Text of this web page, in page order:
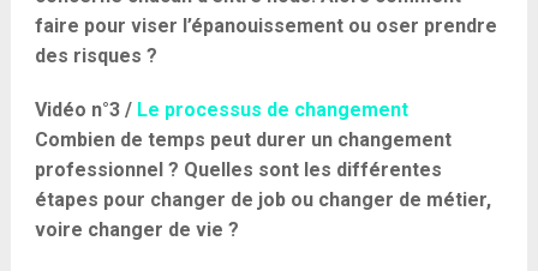
faire pour viser l’épanouissement ou oser prendre
des risques ?
Vidéo n°3 / Le processus de changement
Combien de temps peut durer un changement
professionnel ? Quelles sont les différentes
étapes pour changer de job ou changer de métier,
voire changer de vie ?